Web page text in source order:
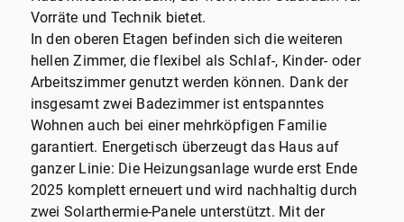
Vorräte und Technik bietet.
In den oberen Etagen befinden sich die weiteren
hellen Zimmer, die flexibel als Schlaf-, Kinder- oder
Arbeitszimmer genutzt werden können. Dank der
insgesamt zwei Badezimmer ist entspanntes
Wohnen auch bei einer mehrköpfigen Familie
garantiert. Energetisch überzeugt das Haus auf
ganzer Linie: Die Heizungsanlage wurde erst Ende
2025 komplett erneuert und wird nachhaltig durch
zwei Solarthermie-Panele unterstützt. Mit der